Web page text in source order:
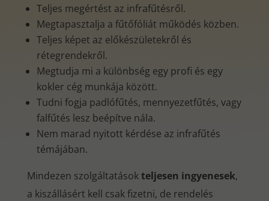
Teljes megértést az infrafűtésről.
Megtapasztalja a fűtőfóliát működés közben.
Teljes képet az előkészületekről és
rétegrendekről.
Megtudja mi a különbség egy profi és egy
kokler cég munkája között.
Tudni fogja padlófűtés, mennyezetfűtés, vagy
falfűtés lesz beépítve nála.
Nem marad nyitott kérdése az infrafűtés
témájában.
Mindezen szolgáltatásokteljesen ingyenesek,
a kiszállásért kell csak fizetni, de rendelés